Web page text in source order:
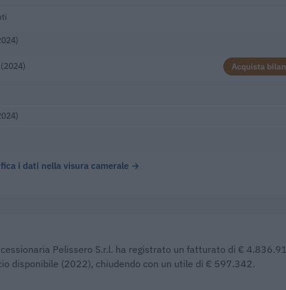
Acquista
i dati nella visura camerale →
Pelissero S.r.l. ha registrato un fatturato di €
disponibile (2022), chiudendo con un utile di € 597.342.